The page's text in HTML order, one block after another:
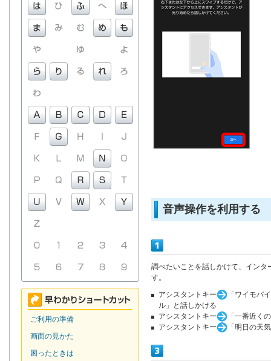
ご利用の準備
画面の見かた
困ったときは
音声操作を利用する
調べたいことを話しかけて、インタ
す。
アシスタントキー
「ワイモバ
ル」と話しかける
アシスタントキー
「一番近く
アシスタントキー
「明日の天